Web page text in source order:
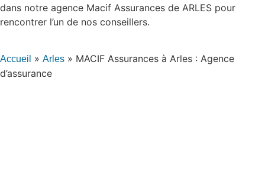
dans notre agence Macif Assurances de ARLES pour
rencontrer l’un de nos conseillers.
Accueil » Arles » MACIF Assurances à Arles : Agence
d’assurance